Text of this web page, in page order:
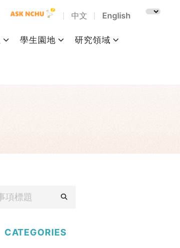
中文 English
學生園地 研究領域
CATEGORIES